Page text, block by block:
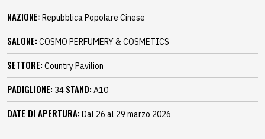
NAZIONE: Repubblica Popolare Cinese
SALONE: COSMO PERFUMERY & COSMETICS
SETTORE: Country Pavilion
PADIGLIONE: 34 STAND: A10
DATE DI APERTURA: Dal 26 al 29 marzo 2026